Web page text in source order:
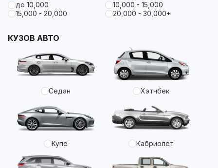
до 10,000
10,000 - 15,000
15,000 - 20,000
20,000 - 30,000+
КУЗОВ АВТО
Седан Хэтчбек
Купе Кабриолет